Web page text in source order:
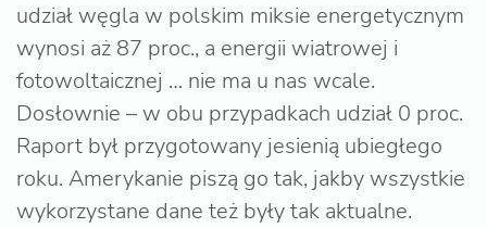
udział węgla w polskim miksie energetycznym
wynosi aż 87 proc., a energii wiatrowej i
fotowoltaicznej … nie ma u nas wcale.
Dosłownie – w obu przypadkach udział 0 proc.
Raport był przygotowany jesienią ubiegłego
roku. Amerykanie piszą go tak, jakby wszystkie
wykorzystane dane też były tak aktualne.